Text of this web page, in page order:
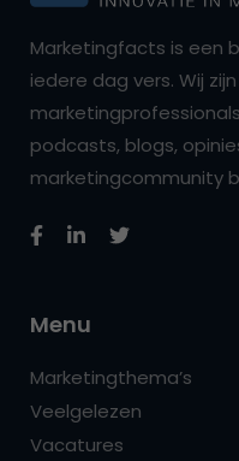
Marketingfacts is een
iedere dag vers. Wij
podcasts, blogs,
marketingcommunity
Menu
Marketingthema’s
Veelgelezen
Vacatures